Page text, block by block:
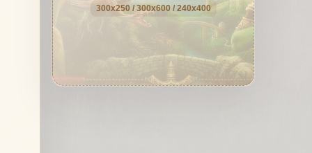
300x250 / 300x600 / 240x400